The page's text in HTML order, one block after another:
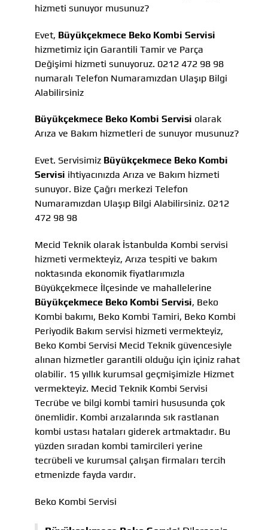
hizmeti sunuyor musunuz?
Evet, Büyükçekmece Beko Kombi Servisi
hizmetimiz için Garantili Tamir ve Parça
Değişimi hizmeti sunuyoruz. 0212 472 98 98
numaralı Telefon Numaramızdan Ulaşıp Bilgi
Alabilirsiniz
Büyükçekmece Beko Kombi Servisi olarak
Arıza ve Bakım hizmetleri de sunuyor musunuz?
Evet. Servisimiz Büyükçekmece Beko Kombi
Servisi ihtiyacınızda Arıza ve Bakım hizmeti
sunuyor. Bize Çağrı merkezi Telefon
Numaramızdan Ulaşıp Bilgi Alabilirsiniz. 0212
472 98 98
Mecid Teknik olarak İstanbulda Kombi servisi
hizmeti vermekteyiz, Arıza tespiti ve bakım
noktasında ekonomik fiyatlarımızla
Büyükçekmece İlçesinde ve mahallelerine
Büyükçekmece Beko Kombi Servisi, Beko
Kombi bakımı, Beko Kombi Tamiri, Beko Kombi
Periyodik Bakım servisi hizmeti vermekteyiz,
Beko Kombi Servisi Mecid Teknik güvencesiyle
alınan hizmetler garantili olduğu için içiniz rahat
olabilir. 15 yıllık kurumsal geçmişimizle Hizmet
vermekteyiz. Mecid Teknik Kombi Servisi
Tecrübe ve bilgi kombi tamiri hususunda çok
önemlidir. Kombi arızalarında sık rastlanan
kombi ustası hataları giderek artmaktadır. Bu
yüzden sıradan kombi tamircileri yerine
tecrübeli ve kurumsal çalışan firmaları tercih
etmenizde fayda vardır.
Beko Kombi Servisi